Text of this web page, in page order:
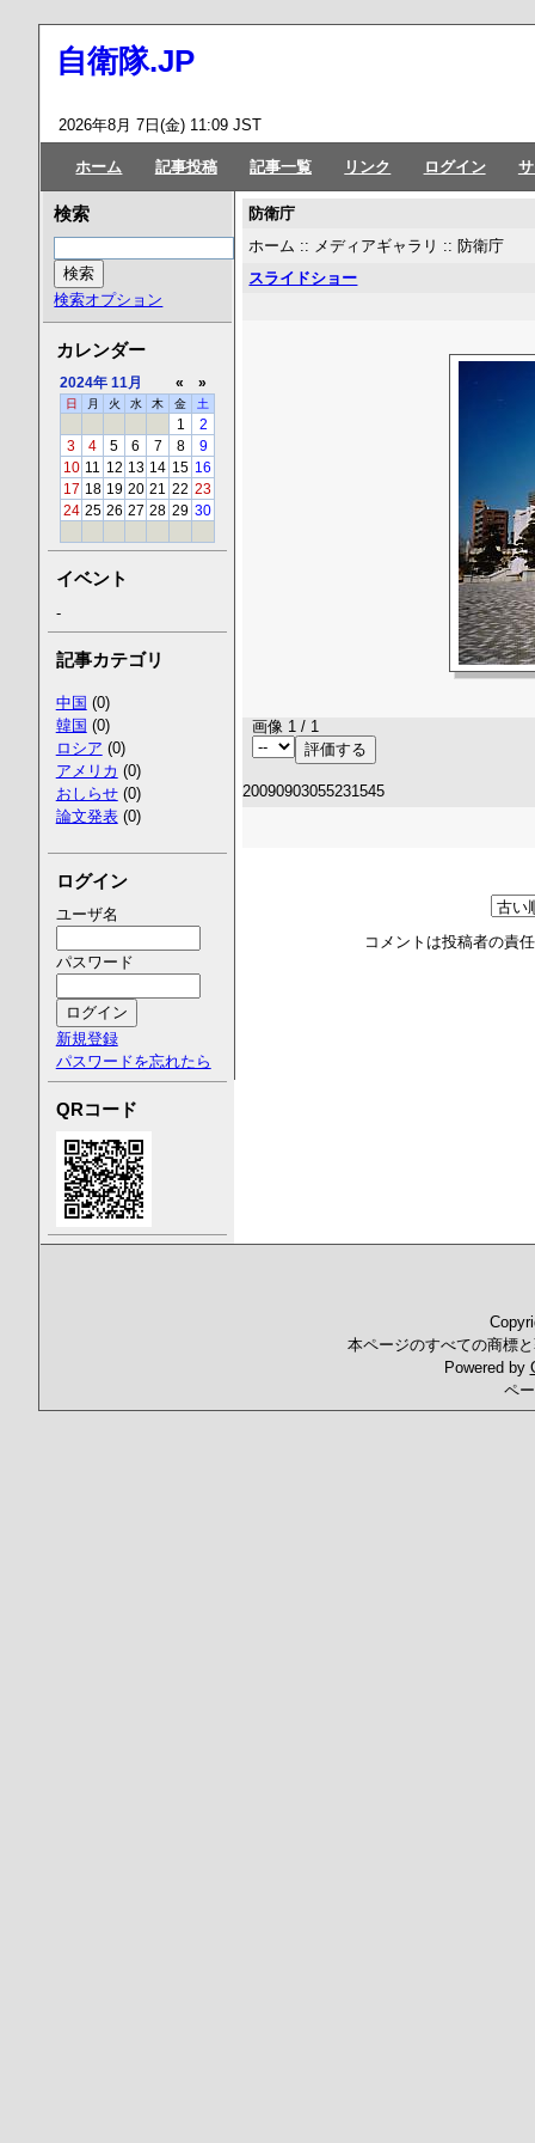
自衛隊.JP
2026年8月 7日(金) 11:09 JST
ホーム 記事投稿 記事一覧 リンク ログイン
防衛庁
ホーム :: メディアギャラリ :: 防衛庁
スライドショー
画像 1 / 1
20090903055231545
コメントは投稿者の責
検索
検索オプション
カレンダー
2024年 11月 « »
日 月 火 水 木 金 土
1
2
3
4 5 6 7 8
9
10 11 12 13 14 15 16
17 18 19 20 21 22 23
24 25 26 27 28 29 30
イベント
-
記事カテゴリ
中国 (0)
韓国 (0)
ロシア (0)
アメリカ (0)
おしらせ(0)
論文発表(0)
ログイン
ユーザ名
パスワード
新規登録
パスワードを忘れたら
QRコード
本ページのすべての商標
Powered by
ペ